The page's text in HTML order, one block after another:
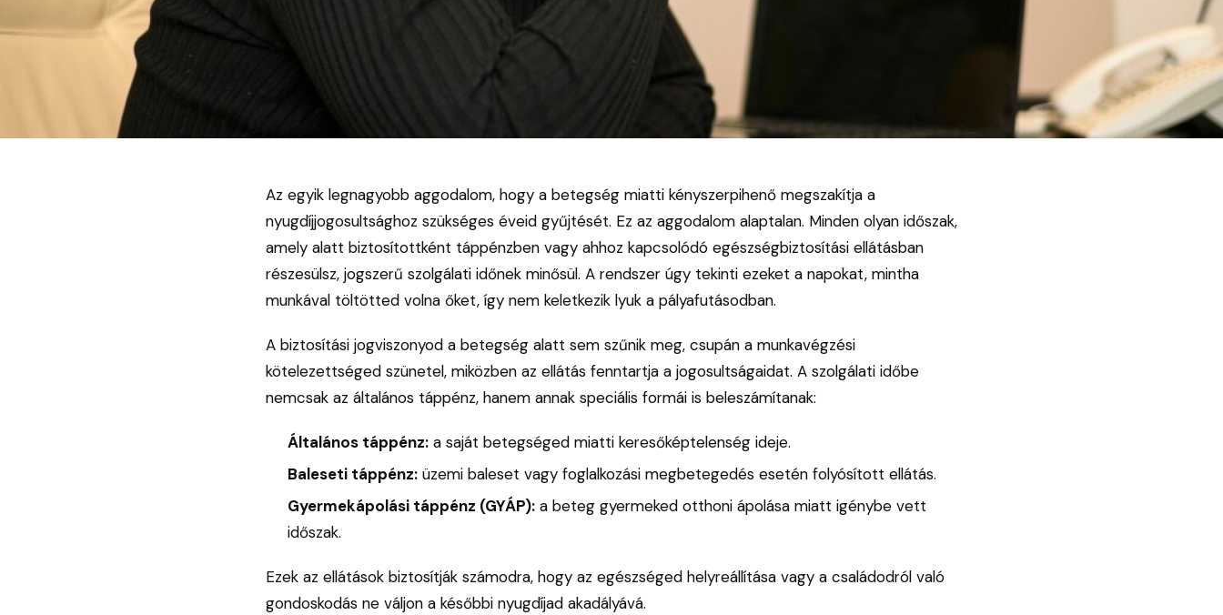
Az egyik legnagyobb aggodalom, hogy a betegség miatti kényszerpihenő megszakítja a
nyugdíjjogosultsághoz szükséges éveid gyűjtését. Ez az aggodalom alaptalan. Minden olyan időszak,
amely alatt biztosítottként táppénzben vagy ahhoz kapcsolódó egészségbiztosítási ellátásban
részesülsz, jogszerű szolgálati időnek minősül. A rendszer úgy tekinti ezeket a napokat, mintha
munkával töltötted volna őket, így nem keletkezik lyuk a pályafutásodban.
A biztosítási jogviszonyod a betegség alatt sem szűnik meg, csupán a munkavégzési
kötelezettséged szünetel, miközben az ellátás fenntartja a jogosultságaidat. A szolgálati időbe
nemcsak az általános táppénz, hanem annak speciális formái is beleszámítanak:
Általános táppénz: a saját betegséged miatti keresőképtelenség ideje.
Baleseti táppénz: üzemi baleset vagy foglalkozási megbetegedés esetén folyósított ellátás.
Gyermekápolási táppénz (GYÁP): a beteg gyermeked otthoni ápolása miatt igénybe vett
időszak.
Ezek az ellátások biztosítják számodra, hogy az egészséged helyreállítása vagy a családodról való
gondoskodás ne váljon a későbbi nyugdíjad akadályává.